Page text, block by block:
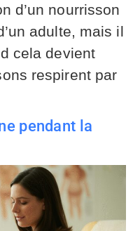
d’un nourrisson
adulte, mais il
cela devient
respirent par
pendant la